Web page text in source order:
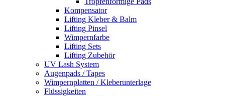
Kompensator
Lifting Kleber & Balm
Lifting Pinsel
Wimpernfarbe
Lifting Sets
Lifting Zubehör
UV Lash System
Augenpads / Tapes
Wimpernplatten / Kleberunterlage
Flüssigkeiten